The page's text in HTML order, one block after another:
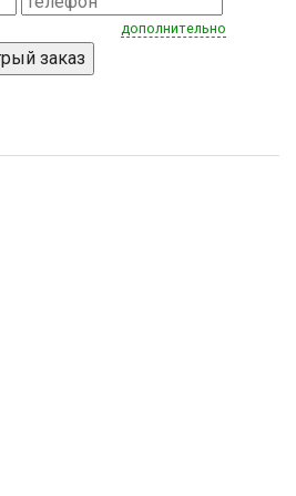
дополнительно